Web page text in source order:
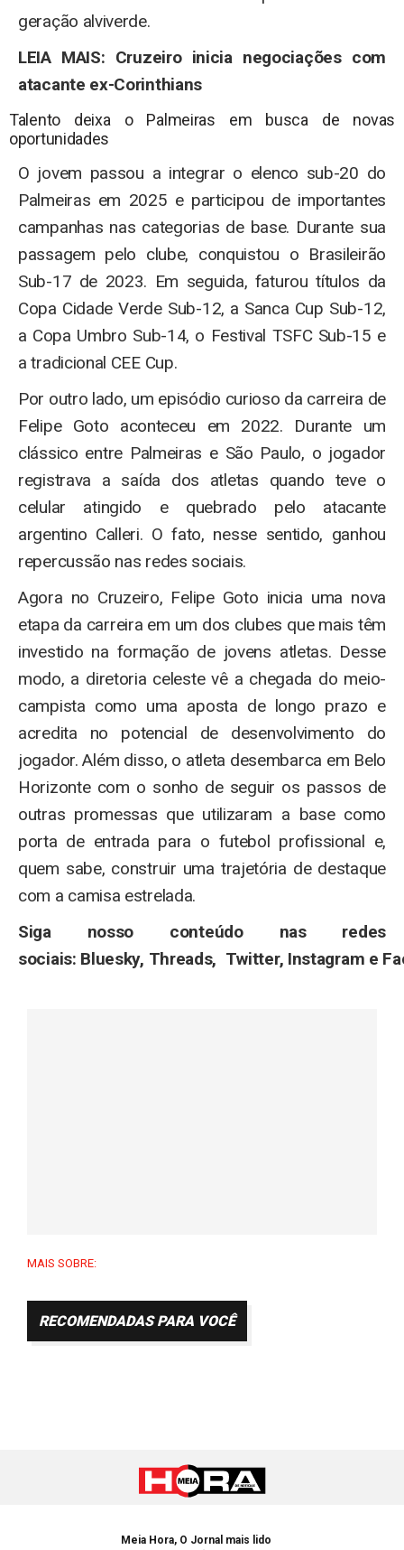
geração alviverde.
LEIA MAIS: Cruzeiro inicia negociações com
atacante ex-Corinthians
Talento deixa o Palmeiras em busca de novas
oportunidades
O jovem passou a integrar o elenco sub-20 do
Palmeiras em 2025 e participou de importantes
campanhas nas categorias de base. Durante sua
passagem pelo clube, conquistou o Brasileirão
Sub-17 de 2023. Em seguida, faturou títulos da
Copa Cidade Verde Sub-12, a Sanca Cup Sub-12,
a Copa Umbro Sub-14, o Festival TSFC Sub-15 e
a tradicional CEE Cup.
Por outro lado, um episódio curioso da carreira de
Felipe Goto aconteceu em 2022. Durante um
clássico entre Palmeiras e São Paulo, o jogador
registrava a saída dos atletas quando teve o
celular atingido e quebrado pelo atacante
argentino Calleri. O fato, nesse sentido, ganhou
repercussão nas redes sociais.
Agora no Cruzeiro, Felipe Goto inicia uma nova
etapa da carreira em um dos clubes que mais têm
investido na formação de jovens atletas. Desse
modo, a diretoria celeste vê a chegada do meio-
campista como uma aposta de longo prazo e
acredita no potencial de desenvolvimento do
jogador. Além disso, o atleta desembarca em Belo
Horizonte com o sonho de seguir os passos de
outras promessas que utilizaram a base como
porta de entrada para o futebol profissional e,
quem sabe, construir uma trajetória de destaque
com a camisa estrelada.
Siga nosso conteúdo nas redes
sociais: Bluesky, Threads, Twitter, Instagram e
MAIS SOBRE:
RECOMENDADAS PARA VOCÊ
Meia Hora, O Jornal mais lido